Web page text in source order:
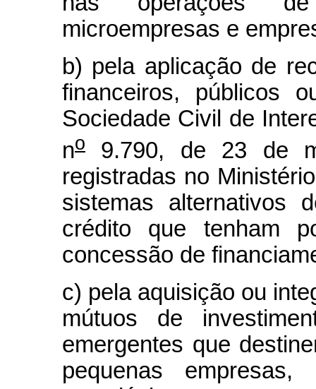
microempresas e
b) pela aplicação de
financeiros, públicos
Sociedade Civil de
no
9.790, de 23 de
registradas no
sistemas alternativos
crédito que tenham
concessão de
c) pela aquisição ou
mútuos de
emergentes que
pequenas